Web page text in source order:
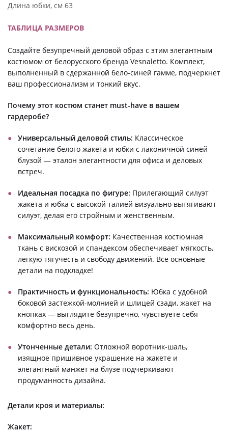
Длина юбки, см 63
ТАБЛИЦА РАЗМЕРОВ
Создайте безупречный деловой образ с этим элегантным
костюмом от белорусского бренда Vesnaletto. Комплект,
выполненный в сдержанной бело-синей гамме, подчеркнет
ваш профессионализм и тонкий вкус.
Почему этот костюм станет must-have в вашем
гардеробе?
Универсальный деловой стиль: Классическое
сочетание белого жакета и юбки с лаконичной синей
блузой — эталон элегантности для офиса и деловых
встреч.
Идеальная посадка по фигуре: Прилегающий силуэт
жакета и юбка с высокой талией визуально вытягивают
силуэт, делая его стройным и женственным.
Максимальный комфорт: Качественная костюмная
ткань с вискозой и спандексом обеспечивает мягкость,
легкую тягучесть и свободу движений. Все основные
детали на подкладке!
Практичность и функциональность: Юбка с удобной
боковой застежкой-молнией и шлицей сзади, жакет на
кнопках — выглядите безупречно, чувствуете себя
комфортно весь день.
Утонченные детали: Отложной воротник-шаль,
изящное пришивное украшение на жакете и
элегантный манжет на блузе подчеркивают
продуманность дизайна.
Детали кроя и материалы:
Жакет: